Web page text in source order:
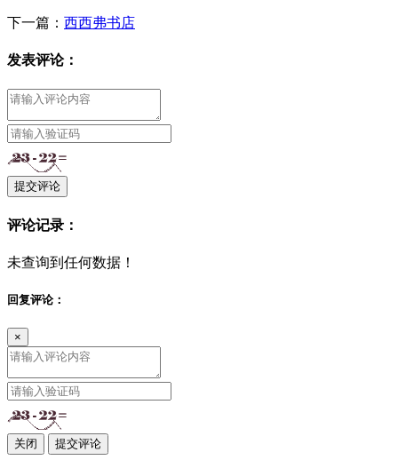
下一篇： 西西弗书店
发表评论：
提交评论
评论记录：
未查询到任何数据！
回复评论：
×
关闭 提交评论